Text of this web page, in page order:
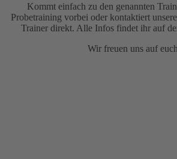
Kommt einfach zu den genannten
Probetraining vorbei oder kontaktiert
Trainer direkt. Alle Infos findet ihr auf
Wir freuen uns auf